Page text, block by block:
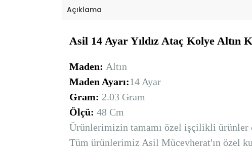
Açıklama
Asil 14 Ayar Yıldız Ataç Kolye Altın
Maden: Altın
Maden Ayarı:14 Ayar
Gram: 2.03 Gram
Ölçü: 48 Cm
Ürünlerimizin tamamı özel işçilikli
Tüm ürünlerimiz Asil Mücevherat'ın özel